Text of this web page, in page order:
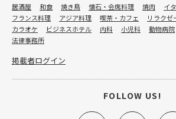
居酒屋 和食 焼き鳥 懐石・会席料理 焼肉
イ
フランス料理
アジア料理 喫茶・カフェ リラクゼ
カラオケ
ビジネスホテル 内科 小児科 動物病院
法律事務所
掲載者ログイン
FOLLOW US!